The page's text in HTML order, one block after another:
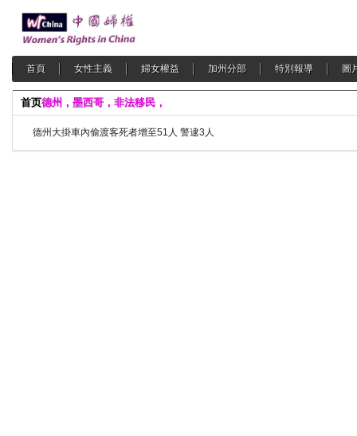
首頁 女性主義 婦女權益 加州分部 特別報導 圖
首页德州，墨西哥，非法移民，
德州大掛車內偷渡客死者增至51人 警逮3人